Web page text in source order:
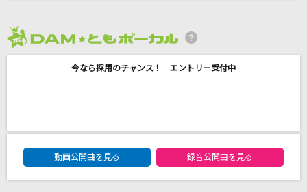
CHAGE & ASKA
[生音]蒲公英-たんぽぽ-
今なら採用のチャンス！ エントリー受付中
DAM★ともボーカルエントリーランキング
動画公開曲を見る
録音公開曲を見る